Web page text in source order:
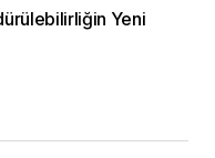
Yeni